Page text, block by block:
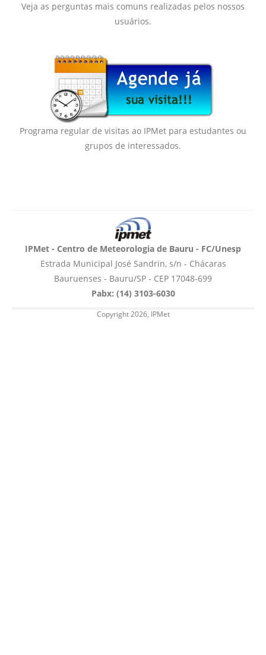
Veja as perguntas mais comuns realizadas pelos nossos
usuários.
Programa regular de visitas ao IPMet para estudantes ou
grupos de interessados.
IPMet - Centro de Meteorologia de Bauru - FC/Unesp
Estrada Municipal José Sandrin, s/n - Chácaras
Bauruenses - Bauru/SP - CEP 17048-699
Pabx: (14) 3103-6030
Copyright 2026, IPMet